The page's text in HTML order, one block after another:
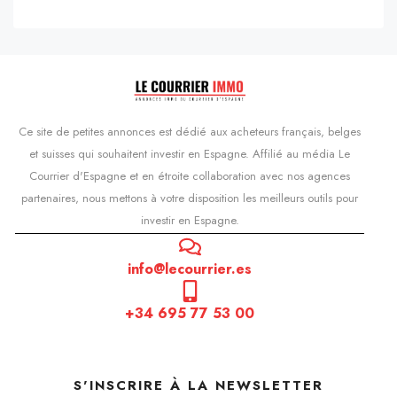
Ce site de petites annonces est dédié aux acheteurs français, belges
et suisses qui souhaitent investir en Espagne. Affilié au média Le
Courrier d'Espagne et en étroite collaboration avec nos agences
partenaires, nous mettons à votre disposition les meilleurs outils pour
investir en Espagne.
info@lecourrier.es
+34 695 77 53 00
S'INSCRIRE À LA NEWSLETTER